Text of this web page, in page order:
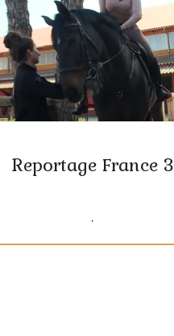
Reportage France 3
.